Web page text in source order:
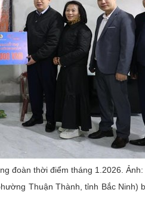
đoàn thời điểm tháng 1.2026. Ảnh:
Thuận Thành, tỉnh Bắc Ninh)